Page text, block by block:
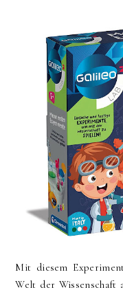
Mit diesem
Welt der Wissenschaft